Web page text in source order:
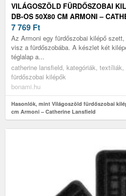
VILÁGOSZÖLD FÜRDŐSZOBAI
DB-OS 50X80 CM ARMONI –
7 769 Ft
Az Armoni egy fürdőszobai kilépő
visz a fürdőszobába. A készlet két
téglalap a...
catherine lansfield, kategóriák,
fürdőszobai kilépők
bonami.hu
Hasonlók, mint Világoszöld fürdőszobai
cm Armoni – Catherine Lansfield